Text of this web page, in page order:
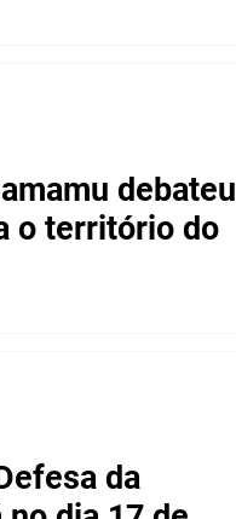
debateu
o território do
da